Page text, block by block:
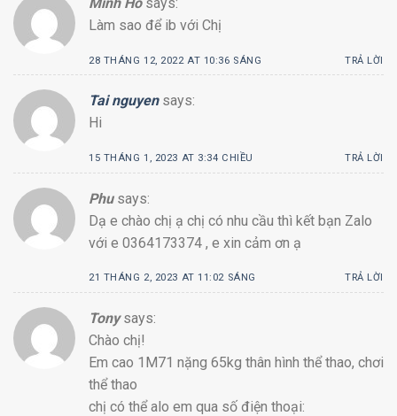
Làm sao để ib với Chị
28 THÁNG 12, 2022 AT 10:36 SÁNG TRẢ LỜI
Tai nguyen says:
Hi
15 THÁNG 1, 2023 AT 3:34 CHIỀU TRẢ LỜI
Phu says:
Dạ e chào chị ạ chị có nhu cầu thì kết bạn Zalo
với e 0364173374 , e xin cảm ơn ạ
21 THÁNG 2, 2023 AT 11:02 SÁNG TRẢ LỜI
Tony says:
Chào chị!
Em cao 1M71 nặng 65kg thân hình thể thao, chơi
thể thao
chị có thể alo em qua số điện thoại: